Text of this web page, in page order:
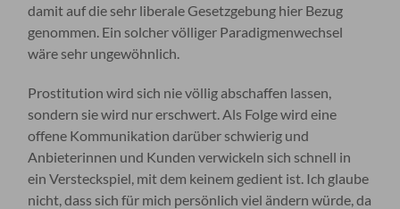
damit auf die sehr liberale Gesetzgebung hier Bezug
genommen. Ein solcher völliger Paradigmenwechsel
wäre sehr ungewöhnlich.
Prostitution wird sich nie völlig abschaffen lassen,
sondern sie wird nur erschwert. Als Folge wird eine
offene Kommunikation darüber schwierig und
Anbieterinnen und Kunden verwickeln sich schnell in
ein Versteckspiel, mit dem keinem gedient ist. Ich glaube
nicht, dass sich für mich persönlich viel ändern würde, da